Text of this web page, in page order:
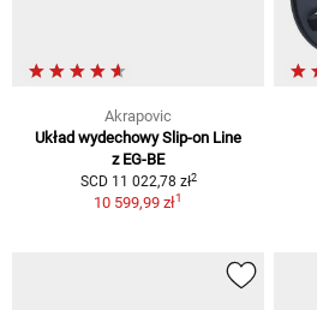
Akrapovic
Układ wydechowy Slip-on Line
z EG-BE
SCD 11 022,78 zł2
10 599,99 zł1